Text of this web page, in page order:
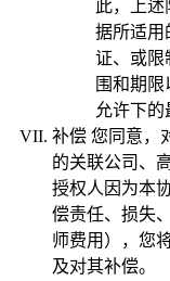
此，上
据所适用
证、或限
围和期
允许下的
补偿 您同意，
的关联公司、
授权人因为本
偿责任、损失
师费用），您
及对其补偿。